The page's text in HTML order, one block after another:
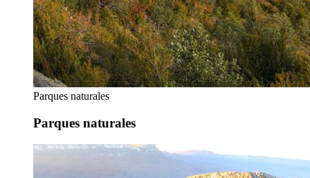
Parques naturales
Parques naturales